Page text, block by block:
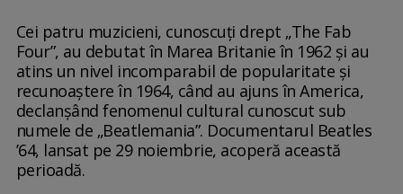
Cei patru muzicieni, cunoscuți drept „The Fab
Four”, au debutat în Marea Britanie în 1962 și au
atins un nivel incomparabil de popularitate și
recunoaștere în 1964, când au ajuns în America,
declanșând fenomenul cultural cunoscut sub
numele de „Beatlemania”. Documentarul Beatles
’64, lansat pe 29 noiembrie, acoperă această
perioadă.